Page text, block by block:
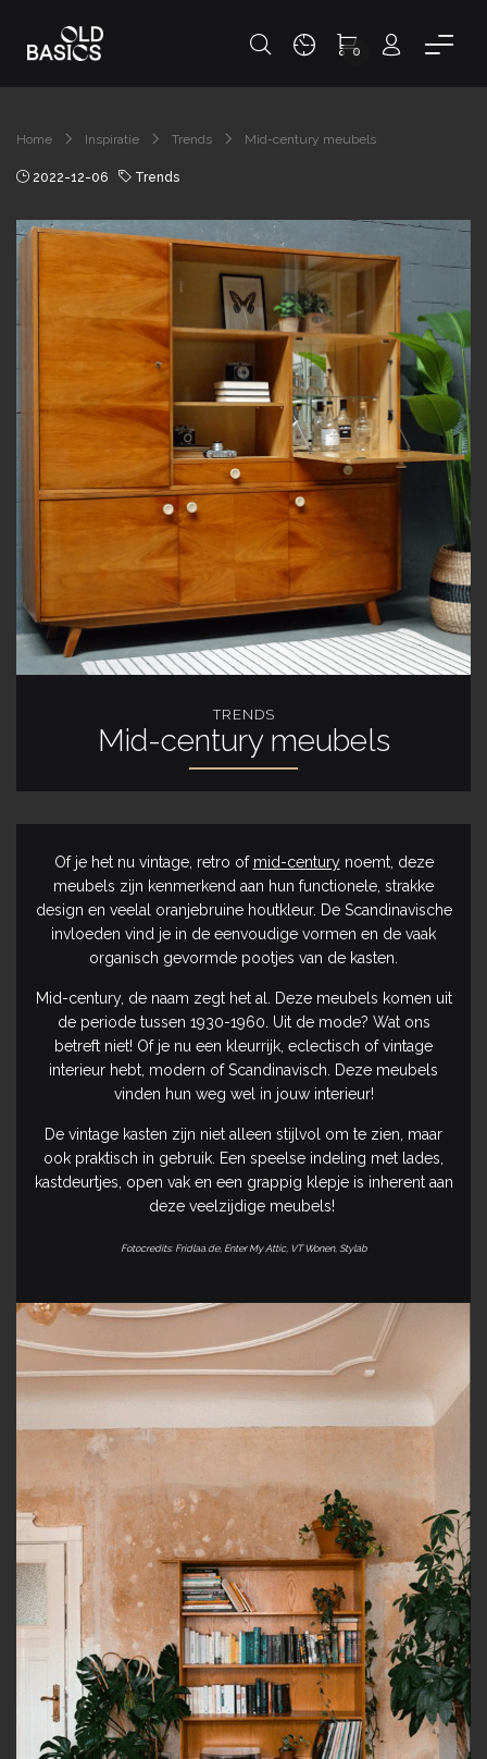
0
Home Inspiratie Trends Mid-century meubels
2022-12-06 Trends
TRENDS
Mid-century meubels
Of je het nu vintage, retro of mid-centurynoemt, deze
meubels zijn kenmerkend aan hun functionele, strakke
design en veelal oranjebruine houtkleur. De Scandinavische
invloeden vind je in de eenvoudige vormen en de vaak
organisch gevormde pootjes van de kasten.
Mid-century, de naam zegt het al. Deze meubels komen uit
de periode tussen 1930-1960. Uit de mode? Wat ons
betreft niet! Of je nu een kleurrijk, eclectisch of vintage
interieur hebt, modern of Scandinavisch. Deze meubels
vinden hun weg wel in jouw interieur!
De vintage kasten zijn niet alleen stijlvol om te zien, maar
ook praktisch in gebruik. Een speelse indeling met lades,
kastdeurtjes, open vak en een grappig klepje is inherent aan
deze veelzijdige meubels!
Fotocredits: Fridlaa.de, Enter My Attic, VT Wonen, Stylab